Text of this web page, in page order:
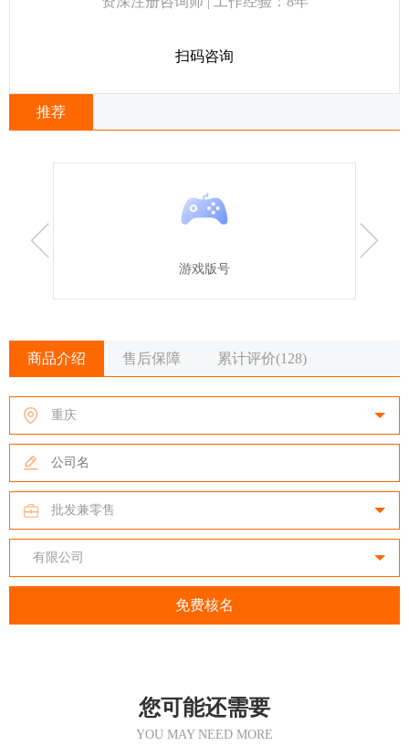
扫码咨询
推荐
游戏版号
商品介绍 售后保障 累计评价(128)
您可能还需要
YOU MAY NEED MORE